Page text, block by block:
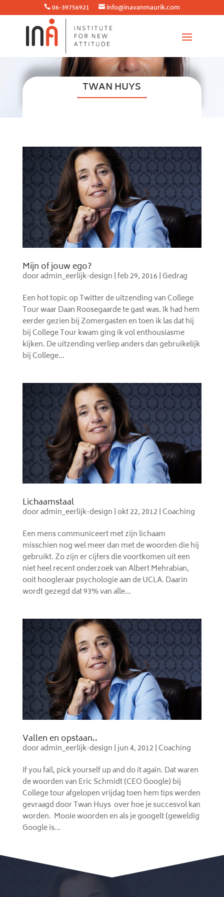
 06-39756921  info@inavanmaurik.com
TWAN HUYS
Mijn of jouw ego?
dooradmin_eerlijk-design |feb 29, 2016 |Gedrag
Een hot topic op Twitter de uitzending van College
Tour waar Daan Roosegaarde te gast was. Ik had hem
eerder gezien bij Zomergasten en toen ik las dat hij
bij College Tour kwam ging ik vol enthousiasme
kijken. De uitzending verliep anders dan gebruikelijk
bij College...
Lichaamstaal
dooradmin_eerlijk-design |okt 22, 2012 |Coaching
Een mens communiceert met zijn lichaam
misschien nog wel meer dan met de woorden die hij
gebruikt. Zo zijn er cijfers die voortkomen uit een
niet heel recent onderzoek van Albert Mehrabian,
ooit hoogleraar psychologie aan de UCLA. Daarin
wordt gezegd dat 93% van alle...
Vallen en opstaan..
dooradmin_eerlijk-design |jun 4, 2012 |Coaching
If you fail, pick yourself up and do it again. Dat waren
de woorden van Eric Schmidt (CEO Google) bij
College tour afgelopen vrijdag toen hem tips werden
gevraagd door Twan Huys over hoe je succesvol kan
worden. Mooie woorden en als je googelt (geweldig
Google is...